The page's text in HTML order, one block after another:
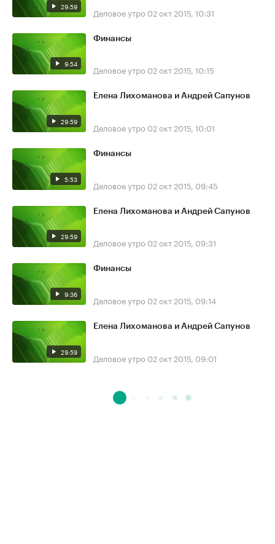
29:59 Деловое утро 02 окт 2015, 10:31
9:54
Финансы
Деловое утро 02 окт 2015, 10:15
29:59
Елена Лихоманова и Андрей Сапунов
Деловое утро 02 окт 2015, 10:01
5:53
Финансы
Деловое утро 02 окт 2015, 09:45
29:59
Елена Лихоманова и Андрей Сапунов
Деловое утро 02 окт 2015, 09:31
9:36
Финансы
Деловое утро 02 окт 2015, 09:14
29:59
Елена Лихоманова и Андрей Сапунов
Деловое утро 02 окт 2015, 09:01